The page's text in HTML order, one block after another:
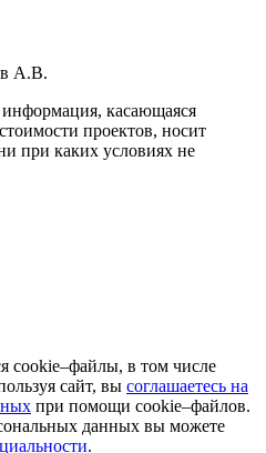
А.В.
информация, касающаяся
проектов, носит
при каких условиях не
cookie–файлы, в том числе
сайт, вы соглашаетесь на
при помощи cookie–файлов.
данных вы можете
.